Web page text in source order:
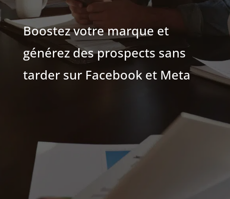
Boostez votre marque et
générez des prospects sans
tarder sur Facebook et Meta